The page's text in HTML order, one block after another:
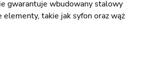
gwarantuje wbudowany stalowy
takie jak syfon oraz wąż